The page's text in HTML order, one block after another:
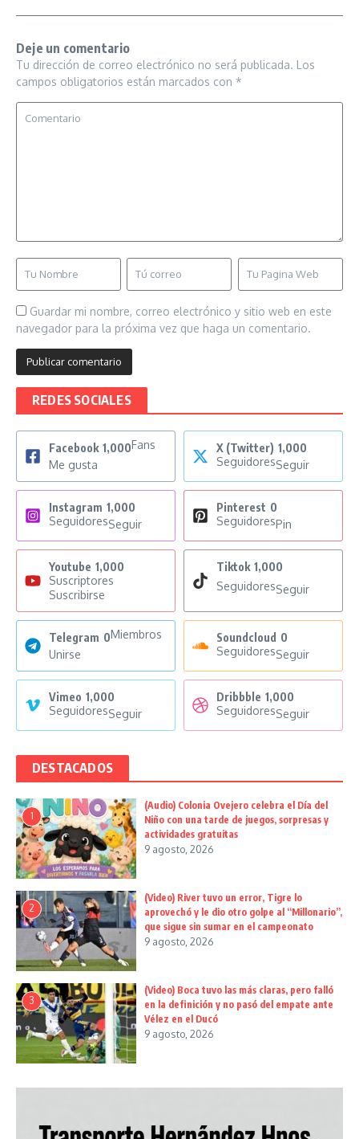
Deje un comentario
Tu dirección de correo electrónico no será publicada. Los
campos obligatorios están marcados con *
Guardar mi nombre, correo electrónico y sitio web en este
navegador para la próxima vez que haga un comentario.
REDES SOCIALES
Facebook 1,000Fans
Me gusta
X (Twitter) 1,000
SeguidoresSeguir
Instagram 1,000
SeguidoresSeguir
Pinterest 0
SeguidoresPin
Youtube 1,000
Suscriptores
Suscribirse
Tiktok 1,000
SeguidoresSeguir
Telegram 0Miembros
Unirse
Soundcloud 0
SeguidoresSeguir
Vimeo 1,000
SeguidoresSeguir
Dribbble 1,000
SeguidoresSeguir
DESTACADOS
1
(Audio) Colonia Ovejero celebra el Día del
Niño con una tarde de juegos, sorpresas y
actividades gratuitas
9 agosto, 2026
2
(Video) River tuvo un error, Tigre lo
aprovechó y le dio otro golpe al “Millonario”,
que sigue sin sumar en el campeonato
9 agosto, 2026
3
(Video) Boca tuvo las más claras, pero falló
en la definición y no pasó del empate ante
Vélez en el Ducó
9 agosto, 2026